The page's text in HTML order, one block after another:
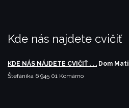
Kde nás najdete cvičiť
KDE NÁS NÁJDETE CVIČIŤ . . . Dom
Štefánika 6 945 01 Komárno